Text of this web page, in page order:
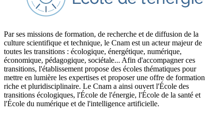
Par ses missions de formation, de recherche et de diffusion de la
culture scientifique et technique, le Cnam est un acteur majeur de
toutes les transitions : écologique, énergétique, numérique,
économique, pédagogique, sociétale... Afin d'accompagner ces
transitions, l'établissement propose des écoles thématiques pour
mettre en lumière les expertises et proposer une offre de formation
riche et pluridisciplinaire. Le Cnam a ainsi ouvert l'École des
transitions écologiques, l'École de l'énergie, l'École de la santé et
l'École du numérique et de l'intelligence artificielle.